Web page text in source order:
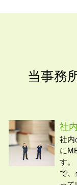
当事務
社
社内
に
す。
で